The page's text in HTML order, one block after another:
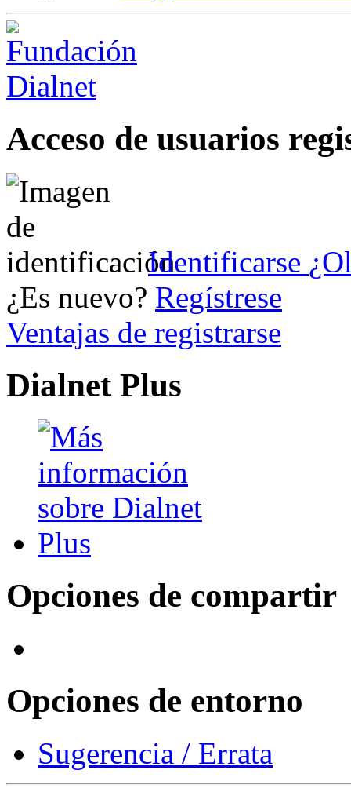
Acceso de usuarios
Identificarse
¿Es nuevo? Regístrese
Ventajas de registrarse
Dialnet Plus
Opciones de compartir
Opciones de entorno
Sugerencia / Errata